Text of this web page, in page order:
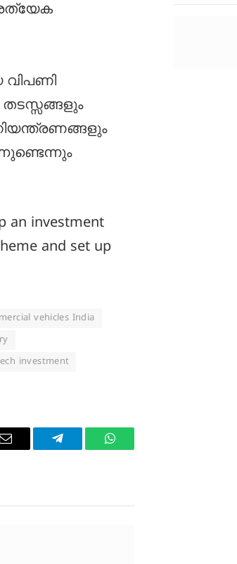
വിപണി
an investment
and set up
vehicles India
investment
Email Telegram WhatsApp